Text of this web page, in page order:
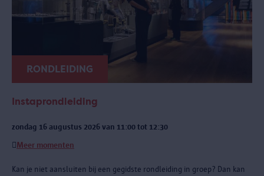
RONDLEIDING
Instaprondleiding
zondag 16 augustus 2026 van 11:00 tot 12:30
Meer momenten
Kan je niet aansluiten bij een gegidste rondleiding in groep? Dan kan